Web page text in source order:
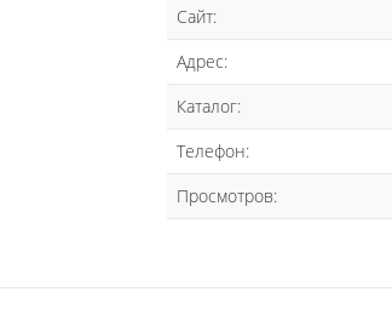
Сайт:
Адрес:
Каталог:
Телефон:
Просмотров: